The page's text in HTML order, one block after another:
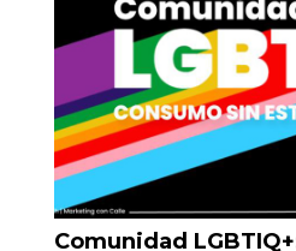
Centennials vs
Diferencias en la
Nuevos Perfiles de